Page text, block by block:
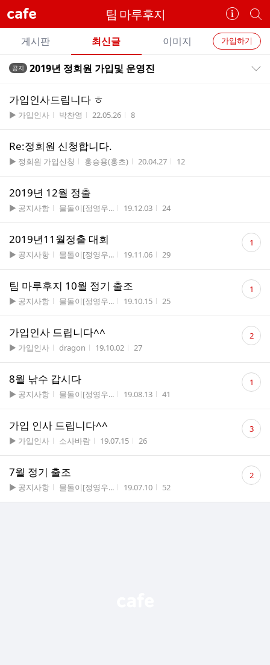
cafe 팀 마루후지
카
페
정
보
개
별
카
페
검
카
페
메
뉴
가입하기
게시판 최신글 이미지
전
글
트
공지 2019년 정회원 가입및 운영진
가입인사드립니다 ㅎ
게시판명
▶ 가입인사 작성자
박찬영 작성시간
22.05.26 조회수
8
Re:정회원 신청합니다.
게시판명
▶ 정회원 가입신청 작성자
홍승용(홍초) 작성시간
20.04.27 조회수
12
2019년 12월 정출
게시판명
▶ 공지사항 작성자
물돌이[정영우... 작성시간
19.12.03 조회수
24
2019년11월정출 대회
게시판명
▶ 공지사항 작성자
물돌이[정영우... 작성시간
19.11.06 조회수
29
댓
글 1
팀 마루후지 10월 정기 출조
게시판명
▶ 공지사항 작성자
물돌이[정영우... 작성시간
19.10.15 조회수
25
댓
글 1
가입인사 드립니다^^
게시판명
▶ 가입인사 작성자
dragon 작성시간
19.10.02 조회수
27
댓
글 2
8월 낚수 갑시다
게시판명
▶ 공지사항 작성자
물돌이[정영우... 작성시간
19.08.13 조회수
41
댓
글 1
가입 인사 드립니다^^
게시판명
▶ 가입인사 작성자
소사바람 작성시간
19.07.15 조회수
26
댓
글 3
7월 정기 출조
게시판명
▶ 공지사항 작성자
물돌이[정영우... 작성시간
19.07.10 조회수
52
댓
글 2